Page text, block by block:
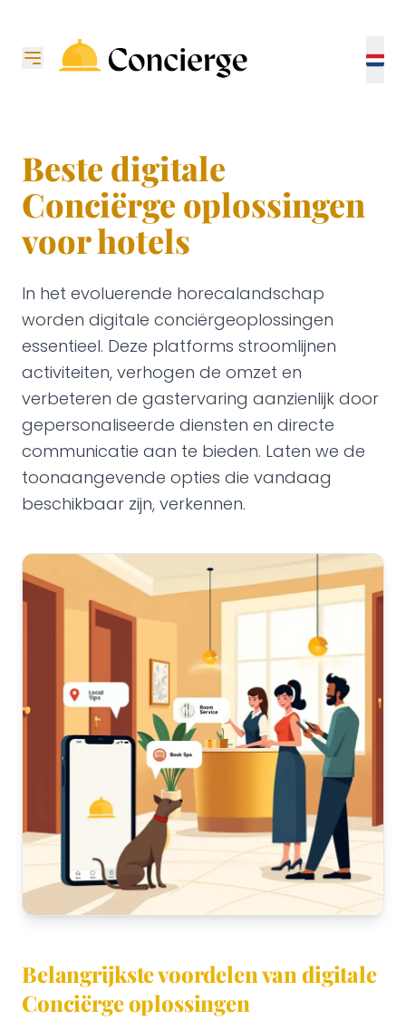
Beste digitale
Conciërge oplossingen
voor hotels
In het evoluerende horecalandschap
worden digitale conciërgeoplossingen
essentieel. Deze platforms stroomlijnen
activiteiten, verhogen de omzet en
verbeteren de gastervaring aanzienlijk door
gepersonaliseerde diensten en directe
communicatie aan te bieden. Laten we de
toonaangevende opties die vandaag
beschikbaar zijn, verkennen.
Belangrijkste voordelen van digitale
Conciërge oplossingen